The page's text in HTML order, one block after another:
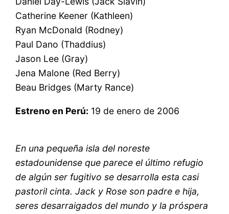
Catherine Keener (Kathleen)
Ryan McDonald (Rodney)
Paul Dano (Thaddius)
Jason Lee (Gray)
Jena Malone (Red Berry)
Beau Bridges (Marty Rance)
Estreno en Perú: 19 de enero de 2006
En una pequeña isla del noreste
estadounidense que parece el último refugio
de algún ser fugitivo se desarrolla esta casi
pastoril cinta. Jack y Rose son padre e hija,
seres desarraigados del mundo y la próspera